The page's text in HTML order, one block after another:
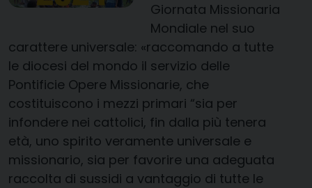
Giornata Missionaria
Mondiale nel suo
carattere universale: «raccomando a tutte
le diocesi del mondo il servizio delle
Pontificie Opere Missionarie, che
costituiscono i mezzi primari “sia per
infondere nei cattolici, fin dalla più tenera
età, uno spirito veramente universale e
missionario, sia per favorire una adeguata
raccolta di sussidi a vantaggio di tutte le